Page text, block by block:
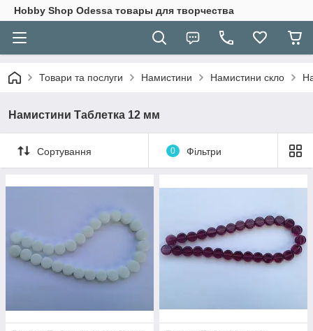
Hobbу Shop Odessa товары для творчества
Товари та послуги Намистини Намистини скло
Намистини Таблетка 12 мм
Сортування 0 Фільтри